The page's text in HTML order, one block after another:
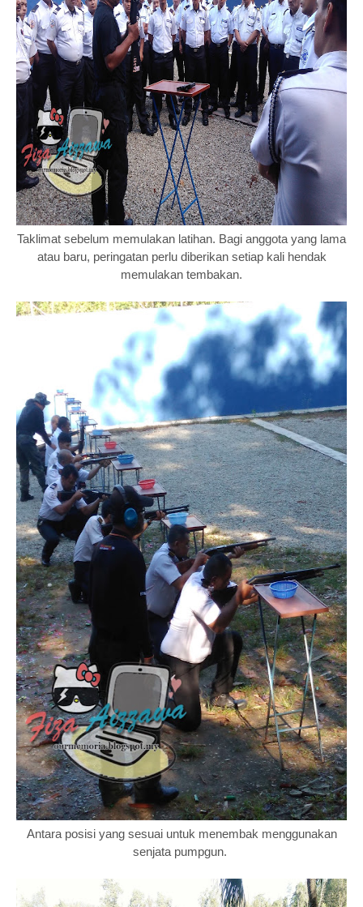
Taklimat sebelum memulakan latihan. Bagi anggota yang lama
atau baru, peringatan perlu diberikan setiap kali hendak
memulakan tembakan.
Antara posisi yang sesuai untuk menembak menggunakan
senjata pumpgun.